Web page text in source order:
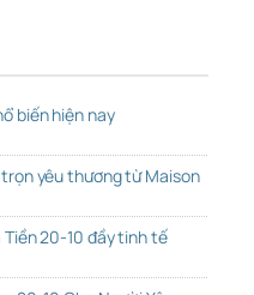
biến hiện nay
yêu thương từ Maison
20-10 đầy tinh tế